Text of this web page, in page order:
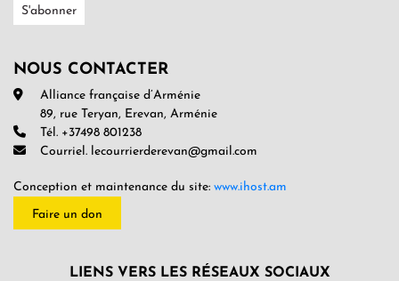
NOUS CONTACTER
Alliance française d’Arménie
89, rue Teryan, Erevan, Arménie
Tél. +37498 801238
Courriel. lecourrierderevan@gmail.com
Conception et maintenance du site: www.ihost.am
Faire un don
LIENS VERS LES RÉSEAUX SOCIAUX